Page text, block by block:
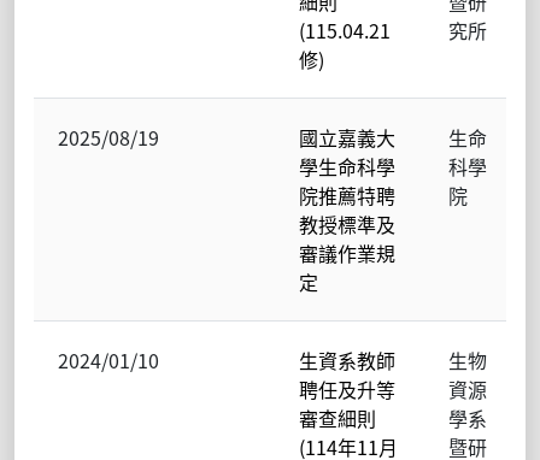
(115.04.21
修)
究所
2025/08/19
國立嘉義大
學生命科學
院推薦特聘
教授標準及
審議作業規
定
生命
科學
院
2024/01/10
生資系教師
聘任及升等
審查細則
(114年11月
生物
資源
學系
暨研